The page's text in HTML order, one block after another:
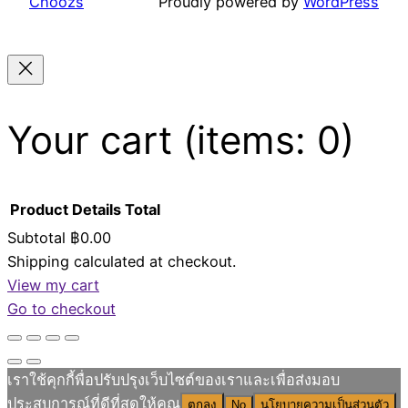
Your cart (items: 0)
Products
in
cart
Product Details Total
Subtotal ฿0.00
Shipping calculated at checkout.
View my cart
Go to checkout
เราใช้คุกกี้พื่อปรับปรุงเว็บไซต์ของเราและเพื่อส่งมอบ
ประสบการณ์ที่ดีที่สุดให้คุณ ตกลง No นโยบายความเป็นส่วนตัว